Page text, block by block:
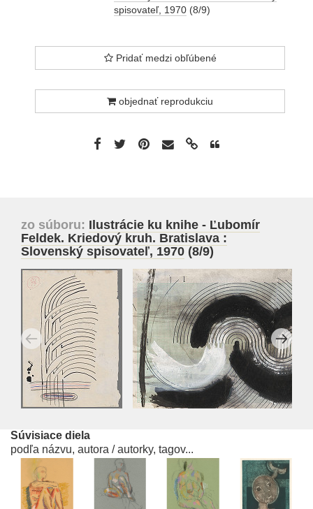
spisovateľ, 1970 (8/9)
Pridať medzi obľúbené
objednať reprodukciu
zo súboru: Ilustrácie ku knihe - Ľubomír
Feldek. Kriedový kruh. Bratislava :
Slovenský spisovateľ, 1970 (8/9)
Súvisiace diela
podľa názvu, autora / autorky, tagov...